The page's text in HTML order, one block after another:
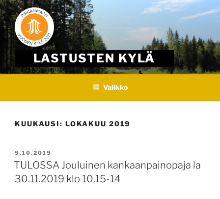
Skip
to
content
LASTUSTEN KYLÄ
Valikko
KUUKAUSI: LOKAKUU 2019
JULKAISTU
9.10.2019
TULOSSA Jouluinen kankaanpainopaja la
30.11.2019 klo 10.15-14